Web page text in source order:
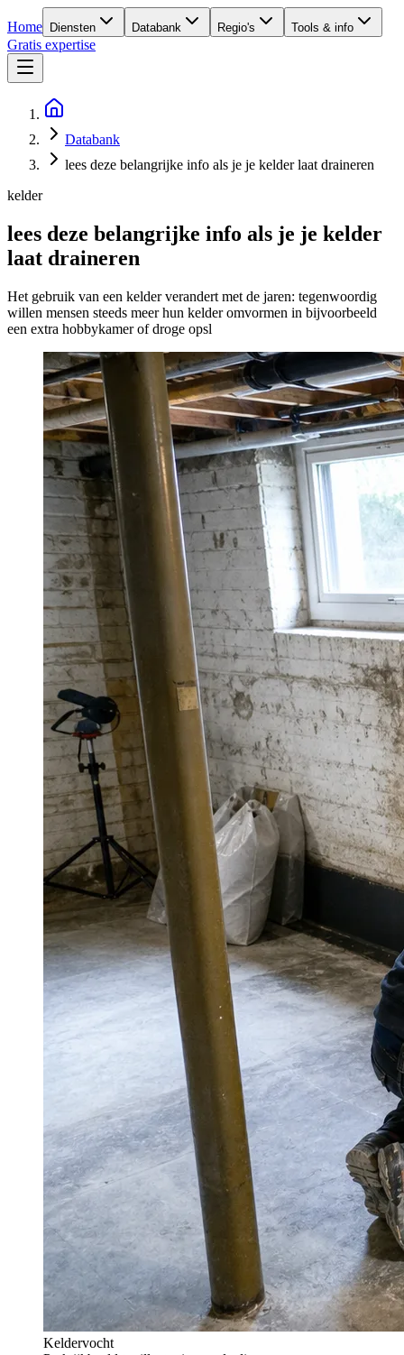
Home Diensten Databank Regio's Tools & info
Gratis expertise
Databank
lees deze belangrijke info als je je kelder laat draineren
kelder
lees deze belangrijke info als je je kelder
laat draineren
Het gebruik van een kelder verandert met de jaren: tegenwoordig
willen mensen steeds meer hun kelder omvormen in bijvoorbeeld
een extra hobbykamer of droge opsl
Keldervocht